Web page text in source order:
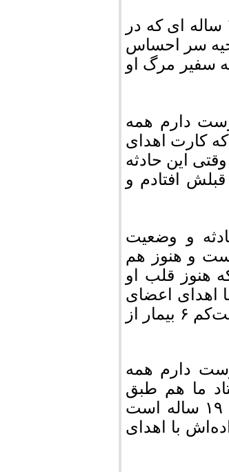
🔹 بامداد ۲۶ شهریورماه بود که راضیه نصیری دختر جوان ۱۹ ساله ای که در
از ناحیه سر احساس
سفیر مرگ او
دارم همه
که کارت اهدای
این حادثه
افتادم و
و وضعیت
و هنوز هم
هنوز قلب او
اهدای اعضای
بدنش ما را سربلند کرد و خدا را شکر که به خاطر دخترم دست‌کم ۶ بیمار از
دارم همه
ما هم طبق
خواسته‌اش عمل کردیم» این حرف‌های مادر داغدار دختری ۱۹ ساله است
با اهدای